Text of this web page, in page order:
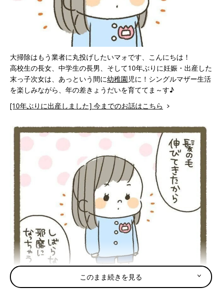
大掃除はもう業者に丸投げしたいマォです、こんにちは！
高校生の長女、中学生の長男、そして10年ぶりに妊娠・出産した
末っ子次女は、あっという間に幼稚園児に！シングルマザー生活
を楽しみながら、年の差きょうだいを育ててま～す♪
[10年ぶりに出産しました] 今までのお話はこちら
このまま続きを見る